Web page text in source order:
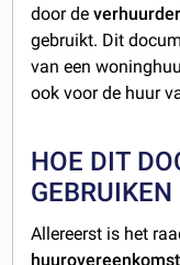
door deverhuurder
gebruikt. Dit
van een
ook voor de huur
HOE DIT
GEBRUIKEN
Allereerst is het